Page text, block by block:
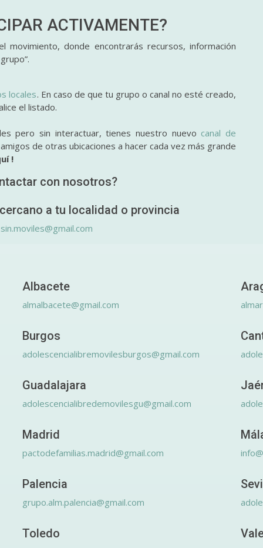
ACTIVAMENTE?
donde encontrarás recursos, información
locales. En caso de que tu grupo o canal no esté creado,
el listado.
pero sin interactuar, tienes nuestro nuevo canal de
de otras ubicaciones a hacer cada vez más grande
!
con nosotros?
a tu localidad o provincia
Albacete
almalbacete@gmail.com
Burgos
adolescencialibremovilesburgos@gmail.com
Guadalajara
adolescencialibredemovilesgu@gmail.com
Madrid
pactodefamilias.madrid@gmail.com
Palencia
grupo.alm.palencia@gmail.com
Toledo